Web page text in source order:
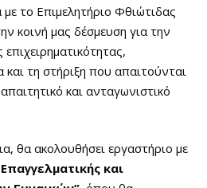
το Επιμελητήριο Φθιώτιδας
κοινή μας δέσμευση για την
τη στήριξη που απαιτούνται
και ανταγωνιστικό
θα ακολουθήσει εργαστήριο με
και